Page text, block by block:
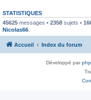
STATISTIQUES
45625 messages • 2358 sujets •
Nicolas66
Accueil Index du forum
Développé par